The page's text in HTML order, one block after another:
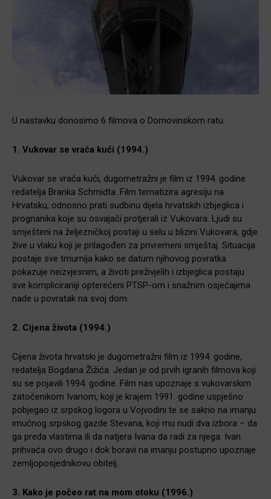
U nastavku donosimo 6 filmova o Domovinskom ratu.
1. Vukovar se vraća kući (1994.)
Vukovar se vraća kući, dugometražni je film iz 1994. godine
redatelja Branka Schmidta. Film tematizira agresiju na
Hrvatsku, odnosno prati sudbinu dijela hrvatskih izbjeglica i
prognanika koje su osvajači protjerali iz Vukovara. Ljudi su
smješteni na željezničkoj postaji u selu u blizini Vukovara, gdje
žive u vlaku koji je prilagođen za privremeni smještaj. Situacija
postaje sve tmurnija kako se datum njihovog povratka
pokazuje neizvjesnim, a životi preživjelih i izbjeglica postaju
sve kompliciraniji opterećeni PTSP-om i snažnim osjećajima
nade u povratak na svoj dom.
2. Cijena života (1994.)
Cijena života hrvatski je dugometražni film iz 1994. godine,
redatelja Bogdana Žižića. Jedan je od prvih igranih filmova koji
su se pojavili 1994. godine. Film nas upoznaje s vukovarskim
zatočenikom Ivanom, koji je krajem 1991. godine uspješno
pobjegao iz srpskog logora u Vojvodini te se sakrio na imanju
imućnog srpskog gazde Stevana, koji mu nudi dva izbora – da
ga preda vlastima ili da natjera Ivana da radi za njega. Ivan
prihvaća ovo drugo i dok boravi na imanju postupno upoznaje
zemljoposjednikovu obitelj.
3. Kako je počeo rat na mom otoku (1996.)